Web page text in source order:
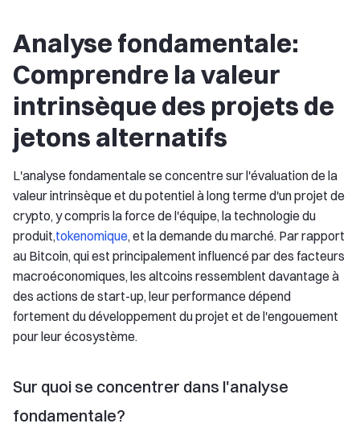
Analyse fondamentale:
Comprendre la valeur
intrinsèque des projets de
jetons alternatifs
L'analyse fondamentale se concentre sur l'évaluation de la
valeur intrinsèque et du potentiel à long terme d'un projet de
crypto, y compris la force de l'équipe, la technologie du
produit,tokenomique, et la demande du marché. Par rapport
au Bitcoin, qui est principalement influencé par des facteurs
macroéconomiques, les altcoins ressemblent davantage à
des actions de start-up, leur performance dépend
fortement du développement du projet et de l'engouement
pour leur écosystème.
Sur quoi se concentrer dans l'analyse
fondamentale?